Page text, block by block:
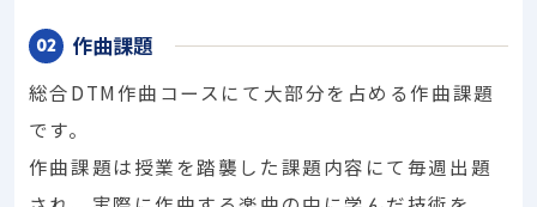
作曲課題
総合DTM作曲コースにて大部分を占める作曲課題
です。
作曲課題は授業を踏襲した課題内容にて毎週出題